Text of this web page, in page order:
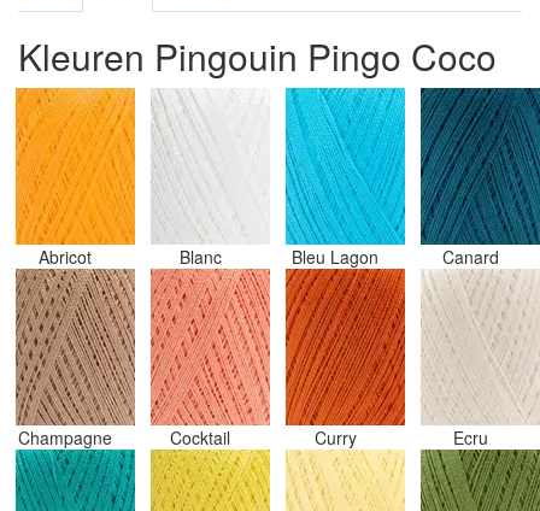
Kleuren Pingouin Pingo Coco
Abricot Blanc Bleu Lagon Canard
Champagne Cocktail Curry Ecru